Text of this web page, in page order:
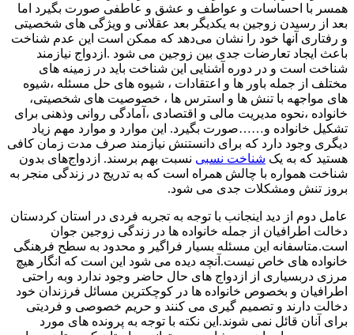
همسر با احساسات و عواطف و عشق و عاطفی صورت بگیرد اما
بعد از رسیدن زوجین به یکدیگر بعد عقلانی و ویژگی های شخصیتی
و رفتاری آنها خود را نشان می‌دهد که ممکن است این عدم شناخت
باعث ایجاد تعارضات جدی بین زوجین می شود .ازدواج نیازمند
شناخت است و در دوره آشنایی این شناخت باید در زمینه های
مختلف از جمله باور ها و اعتقادات ، شیوه های حل مسئله ،شیوه
های مواجهه‌ با تنش ها و استرس ها ، خصوصیت های شخصیتی،
خانواده ،نحوه مدیریت مالی و اقتصادی ،آمادگی روانی وذهنی برای
تشکیل خانواده و……صورت بگیرد. این موارد و موارد مهم زیاد
دیگری وجود دارد که برای دانستنش نیازمند صرف مدت زمان کافی
هستید که به یک شناخت نسبی نسبت بهم برسند. ازدواج‌های بدون
شناخت همواره با چالش همراه است که به تدریج در زندگی منجر به
بروز تنش ومشکلات جدی می شود.
عامل دوم از دید اینجانب با توجه به تجربه فردی در استان کردستان
دخالت اطرافیان از جمله خانواده ها در زندگی زوجین جوان
است.متاسفانه این مسئله بسیار فراگیر و محدود به سطح فرهنگی
خانواده های خاص نیست.آنچه دیده می شود این است که انگار هیچ
مرزی دربسیاری از ازدواج های حال حاضر وجود ندارد وبه راحتی
اطرافیان و بخصوص خانواده ها در کوچکترین مسائل فرزندان خود
دخالت دارند و تصمیم گیری می کنند و حریم خصوصی و فردیتی
برای آنان قائل نمی شوند.این نکته با توجه به پرونده های مورد